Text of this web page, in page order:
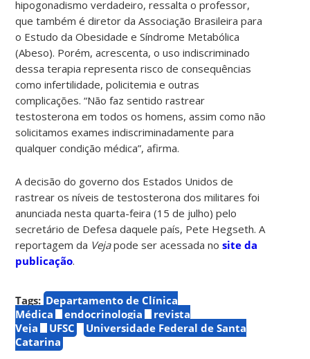
hipogonadismo verdadeiro, ressalta o professor,
que também é diretor da Associação Brasileira para
o Estudo da Obesidade e Síndrome Metabólica
(Abeso). Porém, acrescenta, o uso indiscriminado
dessa terapia representa risco de consequências
como infertilidade, policitemia e outras
complicações. “Não faz sentido rastrear
testosterona em todos os homens, assim como não
solicitamos exames indiscriminadamente para
qualquer condição médica”, afirma.
A decisão do governo dos Estados Unidos de
rastrear os níveis de testosterona dos militares foi
anunciada nesta quarta-feira (15 de julho) pelo
secretário de Defesa daquele país, Pete Hegseth. A
reportagem da Vejapode ser acessada nosite da
publicação.
Tags: Departamento de Clínica
Médica
endocrinologia
revista
Veja
UFSC
Universidade Federal de Santa
Catarina